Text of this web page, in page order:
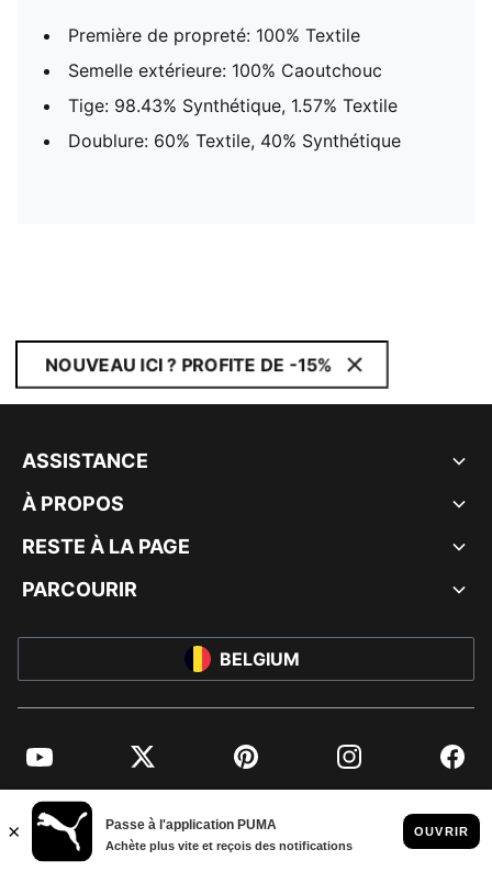
Première de propreté: 100% Textile
Semelle extérieure: 100% Caoutchouc
Tige: 98.43% Synthétique, 1.57% Textile
Doublure: 60% Textile, 40% Synthétique
NOUVEAU ICI ? PROFITE DE -15%
ASSISTANCE
À PROPOS
RESTE À LA PAGE
PARCOURIR
BELGIUM
YouTube Twitter Pinterest Instagram
© PUMA EUROPE GMBH, 2026. TOUS DROITS RÉSERVÉS
MENTIONS ET DONNÉES LÉGALES